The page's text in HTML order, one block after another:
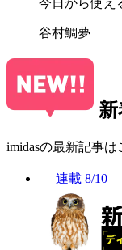
今日から使え
谷村鯛夢
imidasの最新記事は
連載 8/10